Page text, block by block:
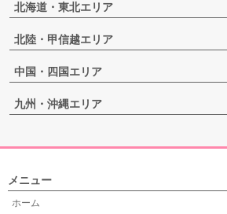
北海道・東北エリア
北陸・甲信越エリア
中国・四国エリア
九州・沖縄エリア
メニュー
ホーム